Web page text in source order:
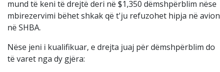
mund të keni të drejtë deri në $1,350 dëmshpërblim nëse
mbirezervimi bëhet shkak që t'ju refuzohet hipja në avion
në SHBA.
Nëse jeni i kualifikuar, e drejta juaj për dëmshpërblim do
të varet nga dy gjëra: